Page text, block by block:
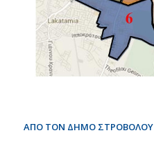
ΑΠΟ ΤΟΝ ΔΗΜΟ ΣΤΡΟΒΟΛΟΥ